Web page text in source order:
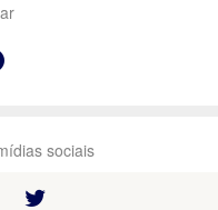
sociais